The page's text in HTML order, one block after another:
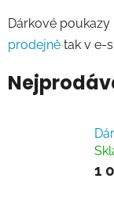
Dárkové
prodejně tak v e-
1